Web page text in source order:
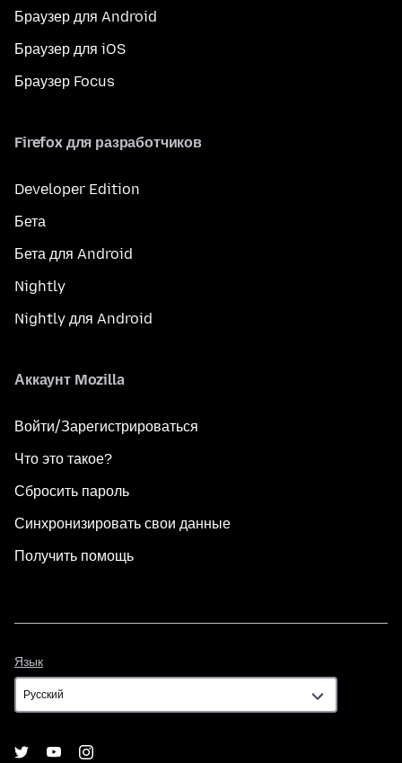
Браузер для Android
Браузер для iOS
Браузер Focus
Firefox для разработчиков
Developer Edition
Бета
Бета для Android
Nightly
Nightly для Android
Аккаунт Mozilla
Войти/Зарегистрироваться
Что это такое?
Сбросить пароль
Синхронизировать свои данные
Получить помощь
Язык